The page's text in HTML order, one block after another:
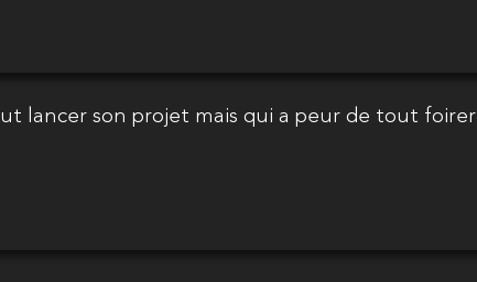
lancer son projet mais qui a peur de tout foirer